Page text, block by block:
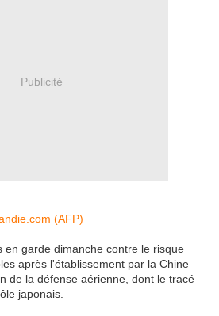
Publicité
(AFP)
en garde dimanche contre le risque
après l'établissement par la Chine
de la défense aérienne, dont le tracé
japonais.